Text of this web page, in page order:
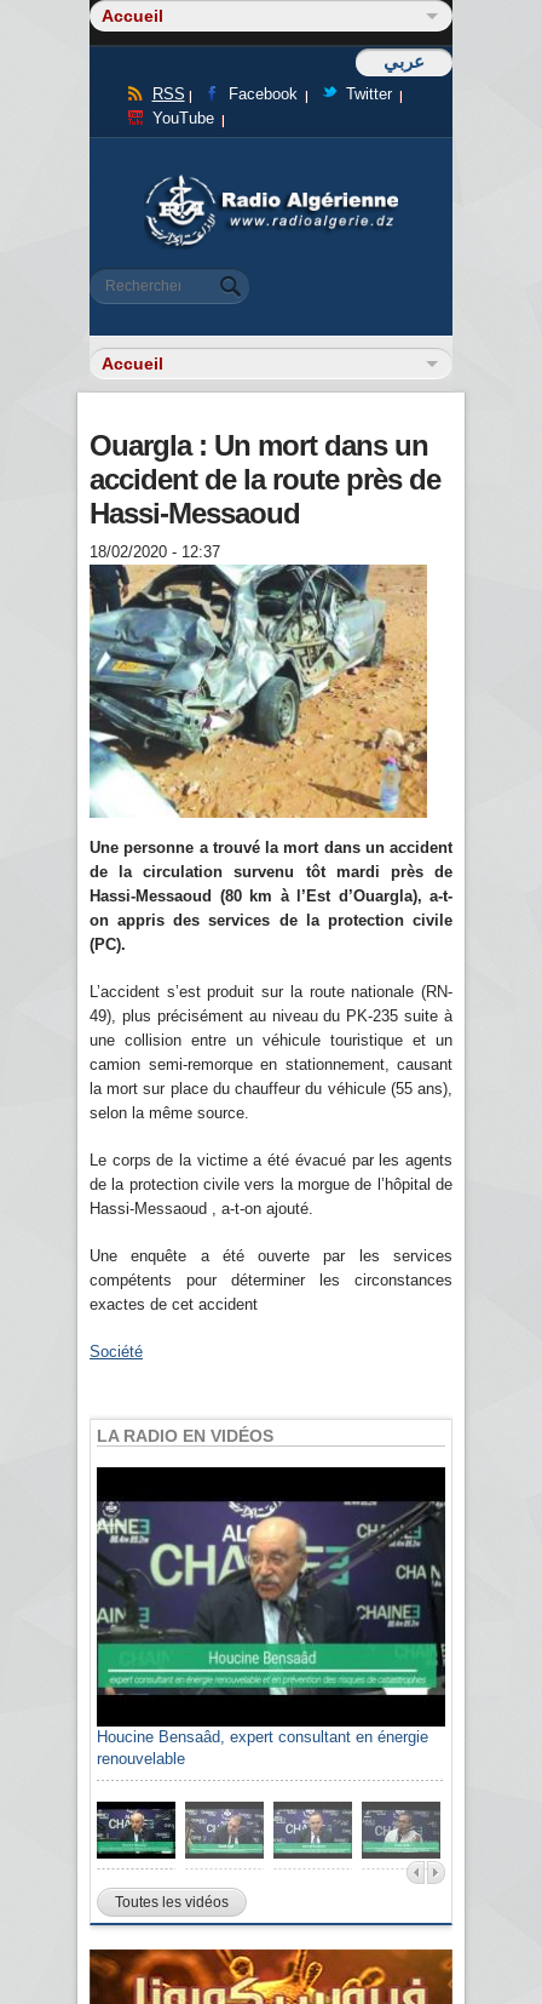
عربي
RSS Facebook
Twitter
YouTube
Formulaire de recherche
Rechercher
Ouargla : Un mort dans un
accident de la route près de
Hassi-Messaoud
18/02/2020 - 12:37
Une personne a trouvé la mort dans un accident
de la circulation survenu tôt mardi près de
Hassi-Messaoud (80 km à l’Est d’Ouargla), a-t-
on appris des services de la protection civile
(PC).
L’accident s’est produit sur la route nationale (RN-
49), plus précisément au niveau du PK-235 suite à
une collision entre un véhicule touristique et un
camion semi-remorque en stationnement, causant
la mort sur place du chauffeur du véhicule (55 ans),
selon la même source.
Le corps de la victime a été évacué par les agents
de la protection civile vers la morgue de l’hôpital de
Hassi-Messaoud , a-t-on ajouté.
Une enquête a été ouverte par les services
compétents pour déterminer les circonstances
exactes de cet accident
Société
LA RADIO EN VIDÉOS
Houcine Bensaâd, expert consultant en énergie
renouvelable
Toutes les vidéos